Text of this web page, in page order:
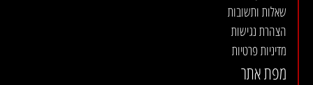
שאלות ותשובות
הצהרת נגישות
מדיניות פרטיות
מפת אתר